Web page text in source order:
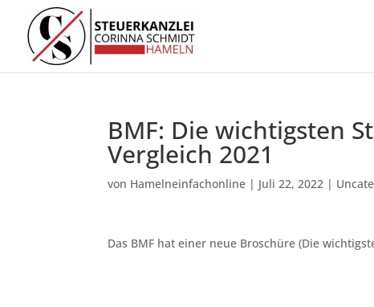
BMF: Die wichtigsten
Vergleich 2021
von Hamelneinfachonline | Juli 22, 2022 |
Das BMF hat einer neue Broschüre (Die